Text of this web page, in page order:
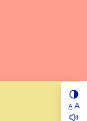
A A